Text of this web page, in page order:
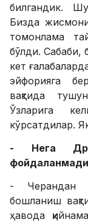
билгандик.
Бизда
томонлама
бўлди. Сабаби,
кет
эйфорияга
вақтида
Ўзларига
кўрсатдилар.
- Нега
- Черандан
бошланиш
ҳавода